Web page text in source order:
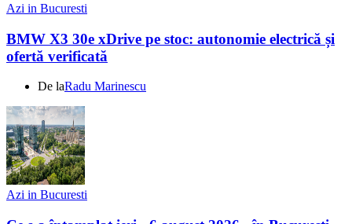
Azi in Bucuresti
BMW X3 30e xDrive pe stoc: autonomie electrică și
ofertă verificată
De laRadu Marinescu
Azi in Bucuresti